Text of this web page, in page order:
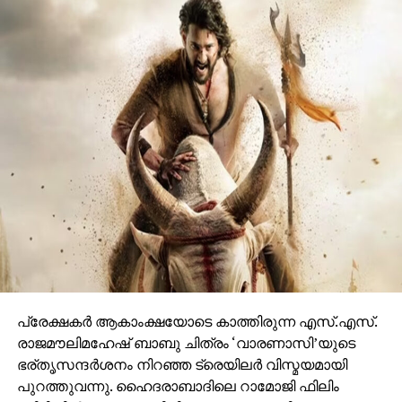
വേദിയിലും മഹേഷ് ബാബു കാളയുടെ പുറത്തു എൻട്രി
ചെയ്തപ്പോൾ അറുപത്തിനായിരത്തിൽപ്പരം കാഴ്ചക്കാർ
നിറഞ്ഞ ഇവന്റിലെ സദസ്സ് ഹർഷാരവം കൊണ്ട്
വേദിയെ ധന്യമാക്കി. ഐമാക്‌സിലാണ് ചിത്രം
ഒരുങ്ങുന്നത് എന്നതിനാല്‍ തന്നെ തിയേറ്ററുകളില്‍
ഗംഭീരമായ കാഴ്ചാനുഭൂതി
സമ്മാനിക്കുമെന്നുറപ്പാണ്.ബാഹുബലിയും ആർ ആർ
ആറും ഒരുക്കിയ രാജമൗലിയുടെ ബ്രഹ്മാണ്ഡ ചിത്രം
വാരണാസി 2027ൽ തിയേറ്ററുകളിലേക്കെത്തും. പി ആർ
ഓ ആൻഡ് മാർക്കറ്റിംഗ് സ്ട്രാറ്റജിസ്റ്റ് : പ്രതീഷ് ശേഖർ.
പ്രേക്ഷകര്‍ ആകാംക്ഷയോടെ കാത്തിരുന്ന എസ്.എസ്.
രാജമൗലിമഹേഷ് ബാബു ചിത്രം ‘വാരണാസി’യുടെ
ഭര്തൃസന്ദര്‍ശനം നിറഞ്ഞ ട്രെയിലര്‍ വിസ്മയമായി
പുറത്തുവന്നു. ഹൈദരാബാദിലെ റാമോജി ഫിലിം